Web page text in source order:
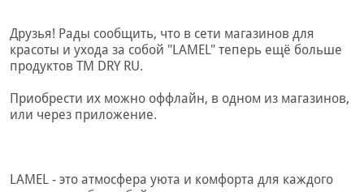
Друзья! Рады сообщить, что в сети магазинов для
красоты и ухода за собой "LAMEL" теперь ещё больше
продуктов TM DRY RU.
Приобрести их можно оффлайн, в одном из магазинов,
или через приложение.
LAMEL - это атмосфера уюта и комфорта для каждого